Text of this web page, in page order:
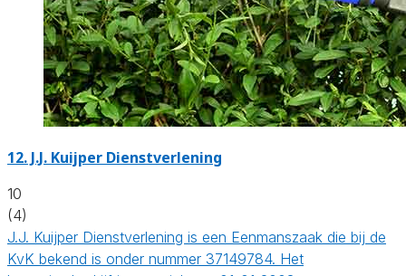
12. J.J. Kuijper Dienstverlening
10
(4)
J.J. Kuijper Dienstverlening is een Eenmanszaak die bij de
KvK bekend is onder nummer 37149784. Het